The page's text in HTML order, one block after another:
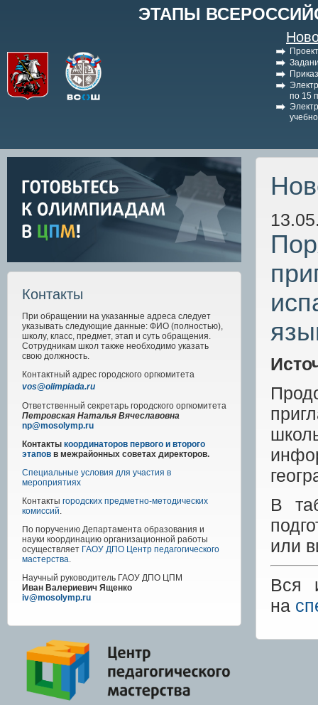
ЭТАПЫ
по 15
Контакты
При обращении на указанные адреса следует
указывать следующие данные: ФИО (полностью),
школу, класс, предмет, этап и суть обращения.
Сотрудникам школ также необходимо указать
свою должность.
Контактный адрес городского оргкомитета
vos@olimpiada.ru
Ответственный секретарь городского оргкомитета
Петровская Наталья Вячеславовна
np@mosolymp.ru
Контакты координаторов первого и второго
этапов в межрайонных советах директоров.
Специальные условия для участия в
мероприятиях
Контакты городских предметно-методических
комиссий.
По поручению Департамента образования и
науки координацию организационной работы
осуществляет ГАОУ ДПО Центр педагогического
мастерства.
Научный руководитель ГАОУ ДПО ЦПМ
Иван Валериевич Ященко
iv@mosolymp.ru
В
или
Вся
на